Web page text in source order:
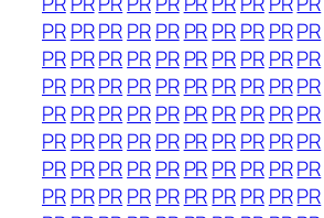
PRPRPRPRPR PRPRPRPRPR
PRPRPRPRPR PRPRPRPRPR
PRPRPRPRPR PRPRPRPRPR
PRPRPRPRPR PRPRPRPRPR
PRPRPRPRPR PRPRPRPRPR
PRPRPRPRPR PRPRPRPRPR
PRPRPRPRPR PRPRPRPRPR